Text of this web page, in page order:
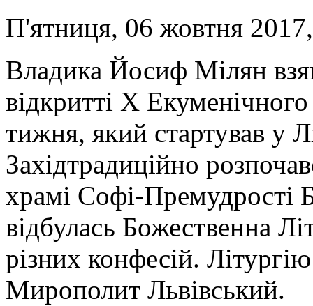
П'ятниця, 06 жовтня
Владика Йосиф Мілян
відкритті Х
тижня, який стартував у
Західтрадиційно
храмі Софі-Премудрості
відбулась Божественна
різних конфесій.
Мирополит Львівський.